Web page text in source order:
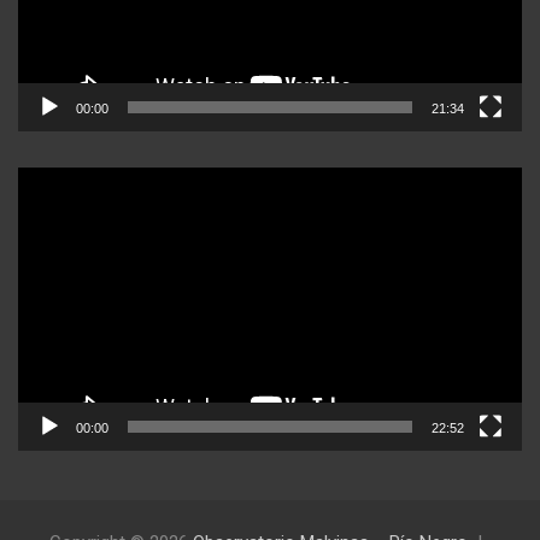
00:00 21:34
00:00 22:52